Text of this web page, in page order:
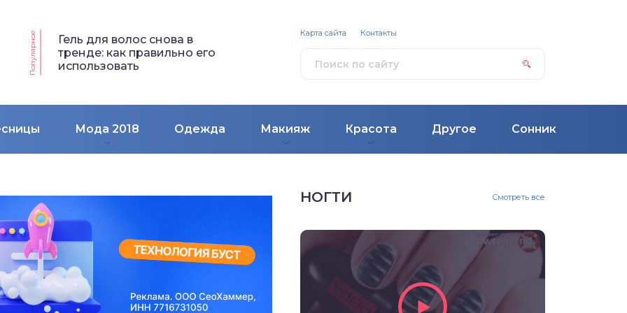
Популярное
Гель для волос снова в
тренде: как правильно его
использовать
Мода 2018 Одежда Макияж Красота Другое Сонник
Карта сайта Контакты
НОГТИ Смотреть все